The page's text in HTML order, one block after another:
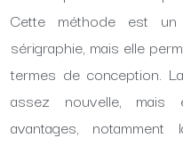
Cette méthode est
sérigraphie, mais elle
termes de conception.
assez nouvelle, mais
avantages,